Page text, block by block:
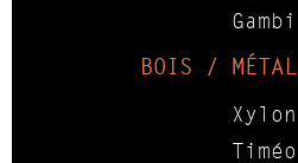
Gambi
BOIS / MÉTAL
Xylon
Timéo